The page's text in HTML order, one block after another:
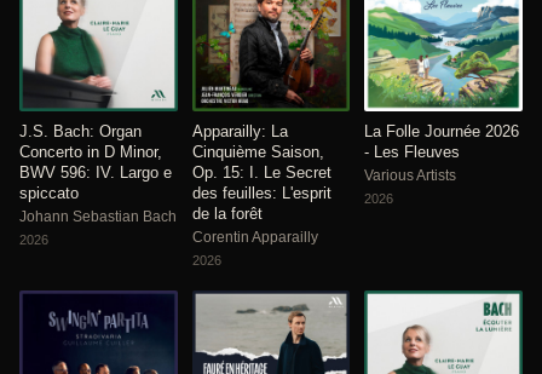
J.S. Bach: Organ
Concerto in D Minor,
BWV 596: IV. Largo e
spiccato
Johann Sebastian Bach
2026
Apparailly: La
Cinquième Saison,
Op. 15: I. Le Secret
des feuilles: L'esprit
de la forêt
Corentin Apparailly
2026
La Folle Journée 2026
- Les Fleuves
Various Artists
2026